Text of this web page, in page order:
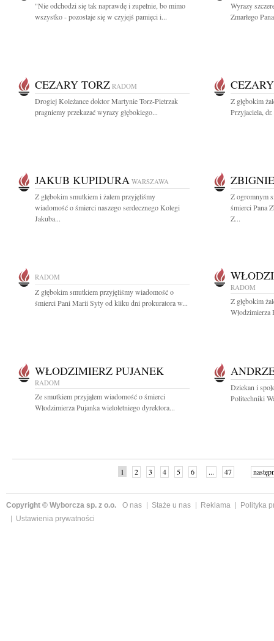
"Nie odchodzi się tak naprawdę i zupełnie, bo mimo
wszystko - pozostaje się w czyjejś pamięci i...
Wyrazy
Zmarłego
CEZARY TORZ RADOM
Drogiej Koleżance doktor Martynie Torz-Pietrzak
pragniemy przekazać wyrazy głębokiego...
Z głębokim
Przyjaciela,
JAKUB KUPIDURA WARSZAWA
Z głębokim smutkiem i żalem przyjęliśmy
wiadomość o śmierci naszego serdecznego Kolegi
Jakuba...
Z ogromnym
śmierci Pana
Z...
RADOM
Z głębokim smutkiem przyjęliśmy wiadomość o
śmierci Pani Marii Syty od kliku dni prokuratora w...
RADOM
Z głębokim
WŁODZIMIERZ PUJANEK
RADOM
Ze smutkiem przyjąłem wiadomość o śmierci
Włodzimierza Pujanka wieloletniego dyrektora...
Dziekan i
Politechniki
1 2 3 4 5 6 ... 47
Copyright © Wyborcza sp. z o.o. O nas Staże u nas Reklama
Polityka
Ustawienia prywatności